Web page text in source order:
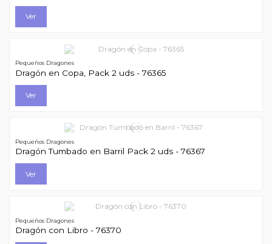
Ver
Pequeños Dragones
Dragón en Copa, Pack 2 uds - 76365
Ver
Pequeños Dragones
Dragón Tumbado en Barril Pack 2 uds - 76367
Ver
Pequeños Dragones
Dragón con Libro - 76370